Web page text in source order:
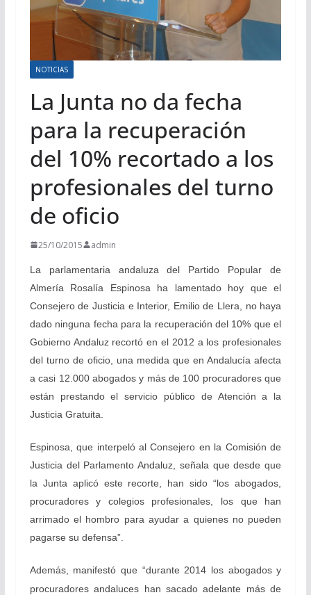
NOTICIAS
La Junta no da fecha
para la recuperación
del 10% recortado a los
profesionales del turno
de oficio
25/10/2015 admin
La parlamentaria andaluza del Partido Popular de
Almería Rosalía Espinosa ha lamentado hoy que el
Consejero de Justicia e Interior, Emilio de Llera, no haya
dado ninguna fecha para la recuperación del 10% que el
Gobierno Andaluz recortó en el 2012 a los profesionales
del turno de oficio, una medida que en Andalucía afecta
a casi 12.000 abogados y más de 100 procuradores que
están prestando el servicio público de Atención a la
Justicia Gratuita.
Espinosa, que interpeló al Consejero en la Comisión de
Justicia del Parlamento Andaluz, señala que desde que
la Junta aplicó este recorte, han sido “los abogados,
procuradores y colegios profesionales, los que han
arrimado el hombro para ayudar a quienes no pueden
pagarse su defensa”.
Además, manifestó que “durante 2014 los abogados y
procuradores andaluces han sacado adelante más de